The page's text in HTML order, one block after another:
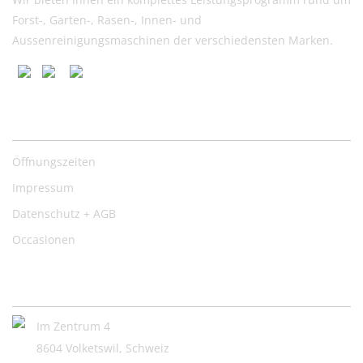
Forst-, Garten-, Rasen-, Innen- und
Aussenreinigungsmaschinen der verschiedensten Marken.
Öffnungszeiten
Impressum
Datenschutz + AGB
Occasionen
Im Zentrum 4
8604 Volketswil, Schweiz